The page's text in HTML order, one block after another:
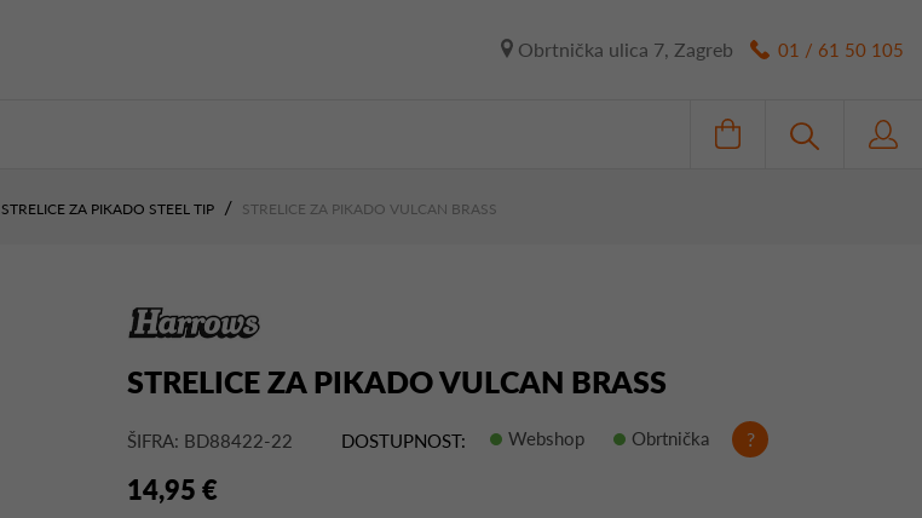
Obrtnička ulica 7, Zagreb 01 / 61 50 105
STRELICE ZA PIKADO STEEL TIP STRELICE ZA PIKADO VULCAN BRASS
STRELICE ZA PIKADO VULCAN BRASS
ŠIFRA: BD88422-22 DOSTUPNOST: Webshop Obrtnička ?
14,95 €